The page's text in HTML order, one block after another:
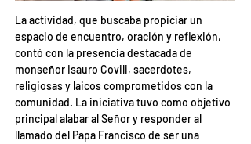
La actividad, que buscaba propiciar un
espacio de encuentro, oración y reflexión,
contó con la presencia destacada de
monseñor Isauro Covili, sacerdotes,
religiosas y laicos comprometidos con la
comunidad. La iniciativa tuvo como objetivo
principal alabar al Señor y responder al
llamado del Papa Francisco de ser una